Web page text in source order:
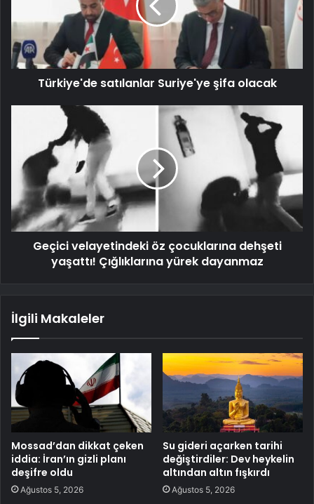
Türkiye'de satılanlar Suriye'ye şifa olacak
Geçici velayetindeki öz çocuklarına dehşeti
yaşattı! Çığlıklarına yürek dayanmaz
İlgili Makaleler
Mossad’dan dikkat çeken
iddia: İran’ın gizli planı
deşifre oldu
Ağustos 5, 2026
Su gideri açarken tarihi
değiştirdiler: Dev heykelin
altından altın fışkırdı
Ağustos 5, 2026